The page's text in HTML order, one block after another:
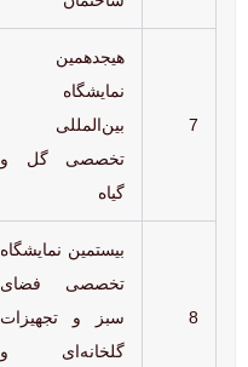
7
هیجدهمین
نمایشگاه
بین‌المللی
تخصصی گل و
گیاه
8
بیستمین نمایشگاه
تخصصی فضای
سبز و تجهیزات
گلخانه‌ای و